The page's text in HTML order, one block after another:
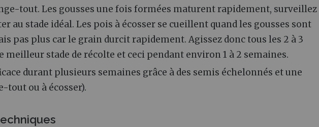
tout. Les gousses une fois formées maturent rapidement, surveillez
au stade idéal. Les pois à écosser se cueillent quand les gousses sont
pas plus car le grain durcit rapidement. Agissez donc tous les 2 à 3
stade de récolte et ceci pendant environ 1 à 2 semaines.
durant plusieurs semaines grâce à des semis échelonnés et une
tout ou à écosser).